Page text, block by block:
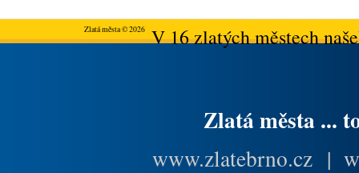
Zlatá města © 2026V 16 zlatých městech
Zlatá města ...
www.zlatebrno.cz |